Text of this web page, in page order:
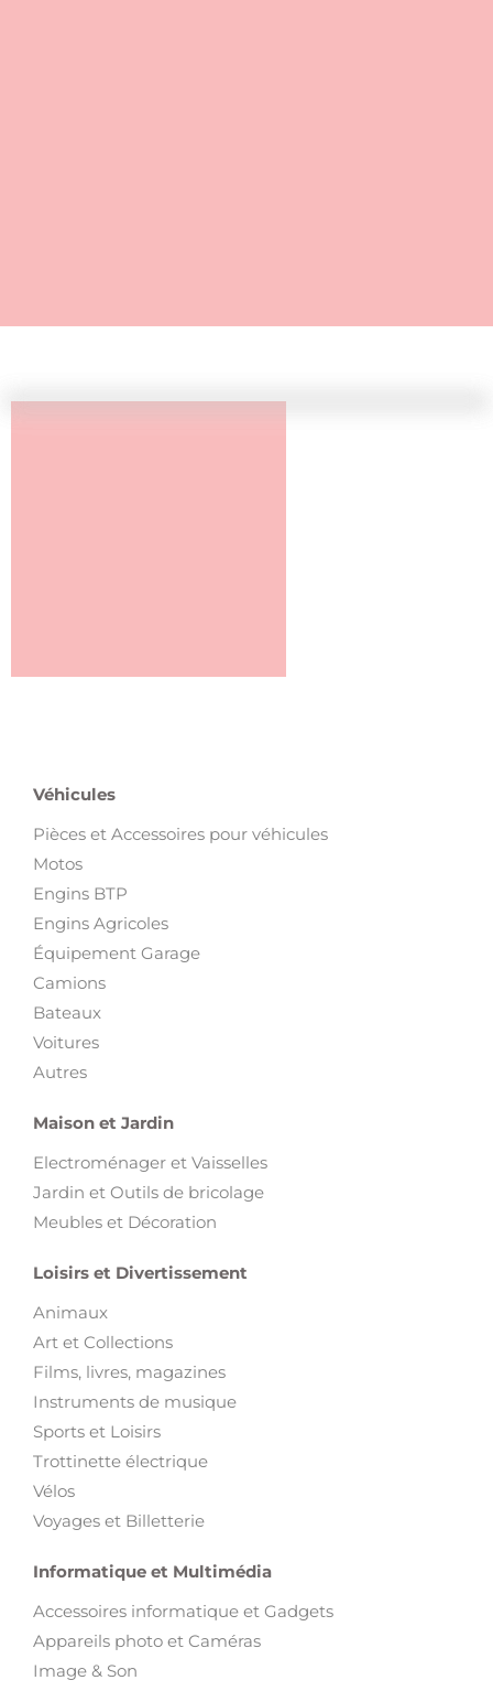
Véhicules
Pièces et Accessoires pour véhicules
Motos
Engins BTP
Engins Agricoles
Équipement Garage
Camions
Bateaux
Voitures
Autres
Maison et Jardin
Electroménager et Vaisselles
Jardin et Outils de bricolage
Meubles et Décoration
Loisirs et Divertissement
Animaux
Art et Collections
Films, livres, magazines
Instruments de musique
Sports et Loisirs
Trottinette électrique
Vélos
Voyages et Billetterie
Informatique et Multimédia
Accessoires informatique et Gadgets
Appareils photo et Caméras
Image & Son